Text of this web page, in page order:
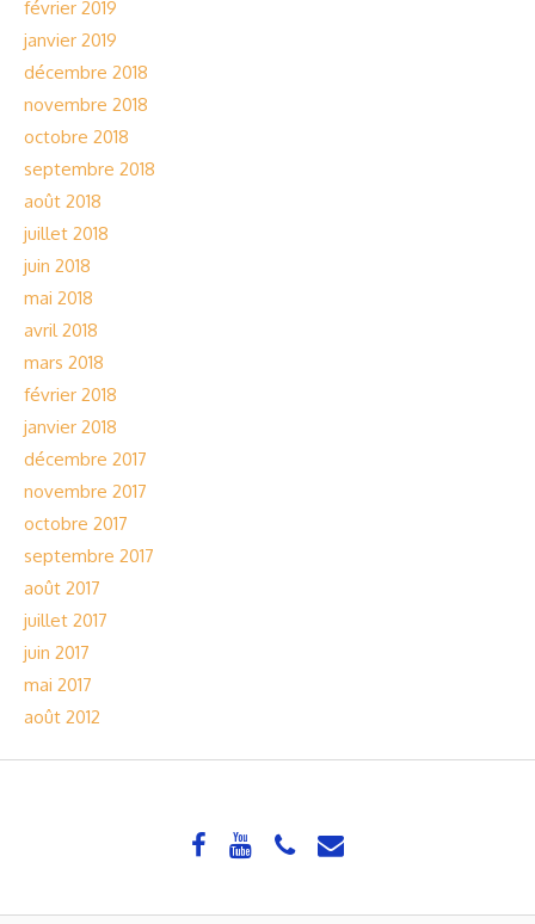
février 2019
janvier 2019
décembre 2018
novembre 2018
octobre 2018
septembre 2018
août 2018
juillet 2018
juin 2018
mai 2018
avril 2018
mars 2018
février 2018
janvier 2018
décembre 2017
novembre 2017
octobre 2017
septembre 2017
août 2017
juillet 2017
juin 2017
mai 2017
août 2012